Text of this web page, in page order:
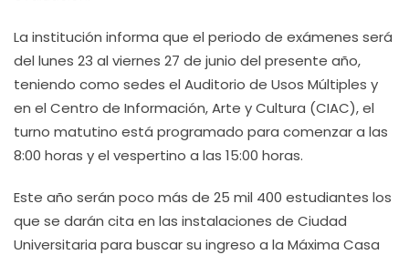
La institución informa que el periodo de exámenes será
del lunes 23 al viernes 27 de junio del presente año,
teniendo como sedes el Auditorio de Usos Múltiples y
en el Centro de Información, Arte y Cultura (CIAC), el
turno matutino está programado para comenzar a las
8:00 horas y el vespertino a las 15:00 horas.
Este año serán poco más de 25 mil 400 estudiantes los
que se darán cita en las instalaciones de Ciudad
Universitaria para buscar su ingreso a la Máxima Casa